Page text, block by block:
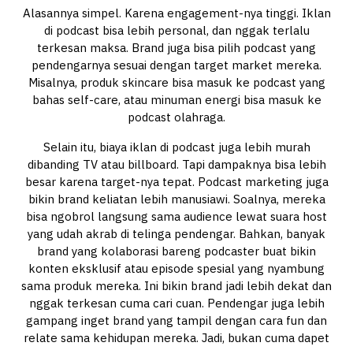
Alasannya simpel. Karena engagement-nya tinggi. Iklan
di podcast bisa lebih personal, dan nggak terlalu
terkesan maksa. Brand juga bisa pilih podcast yang
pendengarnya sesuai dengan target market mereka.
Misalnya, produk skincare bisa masuk ke podcast yang
bahas self-care, atau minuman energi bisa masuk ke
podcast olahraga.
Selain itu, biaya iklan di podcast juga lebih murah
dibanding TV atau billboard. Tapi dampaknya bisa lebih
besar karena target-nya tepat. Podcast marketing juga
bikin brand keliatan lebih manusiawi. Soalnya, mereka
bisa ngobrol langsung sama audience lewat suara host
yang udah akrab di telinga pendengar. Bahkan, banyak
brand yang kolaborasi bareng podcaster buat bikin
konten eksklusif atau episode spesial yang nyambung
sama produk mereka. Ini bikin brand jadi lebih dekat dan
nggak terkesan cuma cari cuan. Pendengar juga lebih
gampang inget brand yang tampil dengan cara fun dan
relate sama kehidupan mereka. Jadi, bukan cuma dapet